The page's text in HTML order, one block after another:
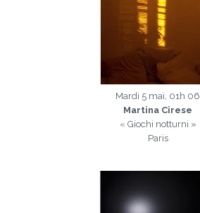
Mardi 5 mai, 01h 06
Martina Cirese
« Giochi notturni »
Paris